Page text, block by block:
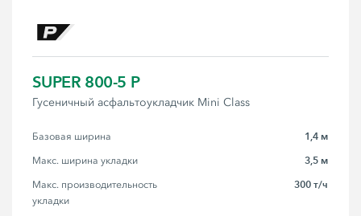
SUPER 800-5 P
Гусеничный асфальтоукладчик Mini Class
Базовая ширина 1,4 м
Макс. ширина укладки 3,5 м
Макс. производительность
укладки
300 т/ч